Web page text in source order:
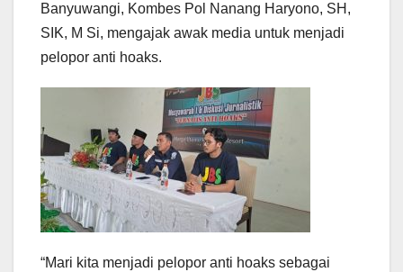
Banyuwangi, Kombes Pol Nanang Haryono, SH,
SIK, M Si, mengajak awak media untuk menjadi
pelopor anti hoaks.
“Mari kita menjadi pelopor anti hoaks sebagai